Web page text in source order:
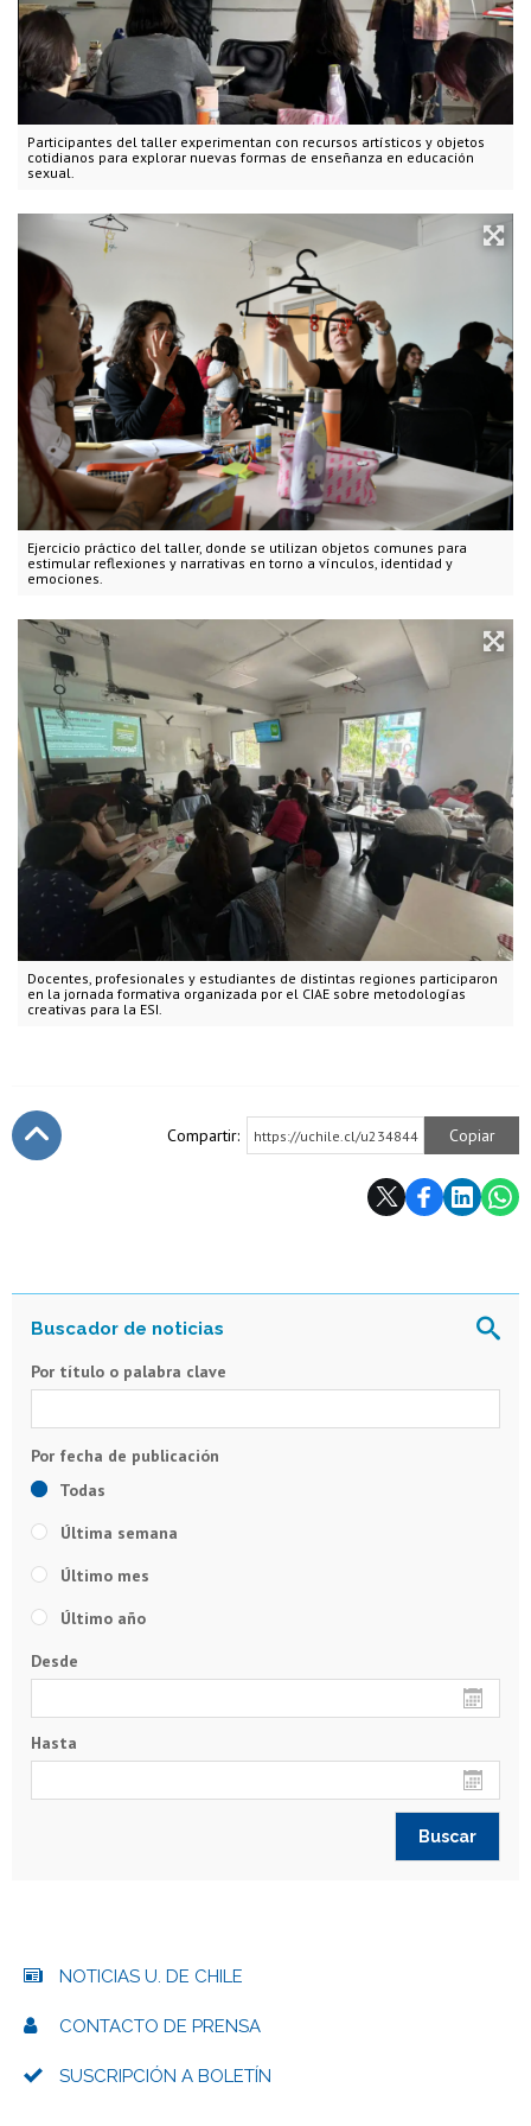
Participantes del taller experimentan con recursos artísticos y objetos
cotidianos para explorar nuevas formas de enseñanza en educación
sexual.
Ejercicio práctico del taller, donde se utilizan objetos comunes para
estimular reflexiones y narrativas en torno a vínculos, identidad y
emociones.
Docentes, profesionales y estudiantes de distintas regiones participaron
en la jornada formativa organizada por el CIAE sobre metodologías
creativas para la ESI.
Compartir: https://uchile.cl/u234844 Copiar
Por título o palabra clave
Todas
Última semana
Último mes
Último año
Desde
Hasta
NOTICIAS U. DE CHILE
CONTACTO DE PRENSA
SUSCRIPCIÓN A BOLETÍN